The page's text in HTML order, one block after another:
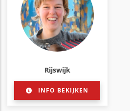
Rijswijk
INFO BEKIJKEN